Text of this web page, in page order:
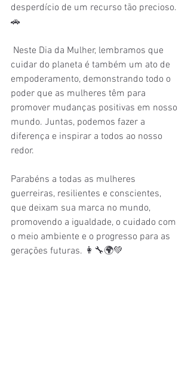
desperdício de um recurso tão precioso.
🚗
cuidar do planeta é também um ato de
empoderamento, demonstrando todo o
poder que as mulheres têm para
promover mudanças positivas em nosso
mundo. Juntas, podemos fazer a
diferença e inspirar a todos ao nosso
redor.
Parabéns a todas as mulheres
guerreiras, resilientes e conscientes,
que deixam sua marca no mundo,
promovendo a igualdade, o cuidado com
o meio ambiente e o progresso para as
gerações futuras. 👩‍🔧🌍💚